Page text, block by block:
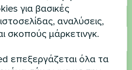
για βασικές
αναλύσεις,
σκοπούς μάρκετινγκ.
επεξεργάζεται όλα τα